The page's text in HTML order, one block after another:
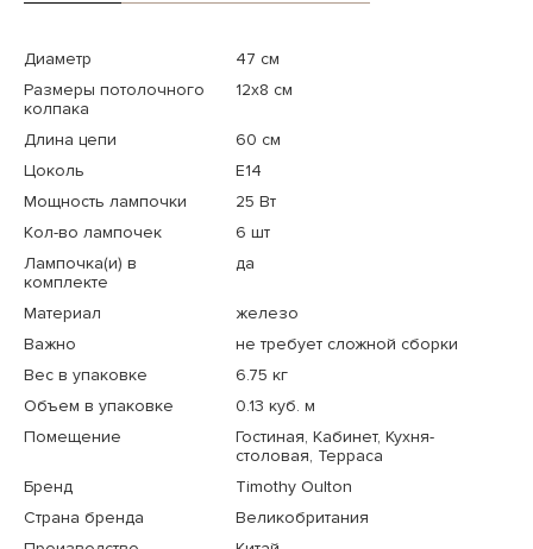
Диаметр
47 см
Размеры потолочного
колпака
12x8 см
Длина цепи
60 см
Цоколь
E14
Мощность лампочки
25 Вт
Кол-во лампочек
6 шт
Лампочка(и) в
комплекте
да
Материал
железо
Важно
не требует сложной сборки
Вес в упаковке
6.75 кг
Объем в упаковке
0.13 куб. м
Помещение
Гостиная, Кабинет, Кухня-
столовая, Терраса
Бренд
Timothy Oulton
Страна бренда
Великобритания